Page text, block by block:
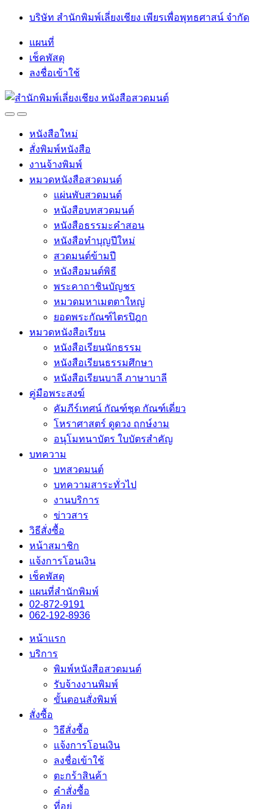
Skip
navigation
Skip
บริษัท สำนักพิมพ์เลี่ยงเชียง เพียรเพื่อพุทธศาสน์ จำกัด
แผนที่
เช็คพัสดุ
ลงชื่อเข้าใช้
OpenClose
หนังสือใหม่
สั่งพิมพ์หนังสือ
งานจ้างพิมพ์
หมวดหนังสือสวดมนต์
แผ่นพับสวดมนต์
หนังสือบทสวดมนต์
หนังสือธรรมะคำสอน
หนังสือทำบุญปีใหม่
สวดมนต์ข้ามปี
หนังสือมนต์พิธี
พระคาถาชินบัญชร
หมวดมหาเมตตาใหญ่
ยอดพระกัณฑ์ไตรปิฎก
หมวดหนังสือเรียน
หนังสือเรียนนักธรรม
หนังสือเรียนธรรมศึกษา
หนังสือเรียนบาลี ภาษาบาลี
คู่มือพระสงฆ์
คัมภีร์เทศน์ กัณฑ์ชุด กัณฑ์เดี่ยว
โหราศาสตร์ ดูดวง ฤกษ์งาม
อนุโมทนาบัตร ใบบัตรสำคัญ
บทความ
บทสวดมนต์
บทความสาระทั่วไป
งานบริการ
ข่าวสาร
วิธีสั่งซื้อ
หน้าสมาชิก
แจ้งการโอนเงิน
เช็คพัสดุ
แผนที่สำนักพิมพ์
02-872-9191
062-192-8936
หน้าแรก
บริการ
พิมพ์หนังสือสวดมนต์
รับจ้างงานพิมพ์
ขั้นตอนสั่งพิมพ์
สั่งซื้อ
วิธีสั่งซื้อ
แจ้งการโอนเงิน
ลงชื่อเข้าใช้
ตะกร้าสินค้า
คำสั่งซื้อ
ที่อยู่